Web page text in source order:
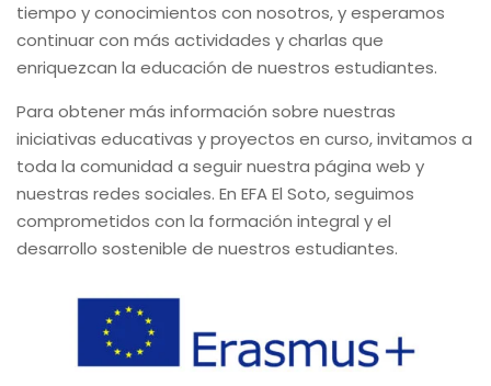
tiempo y conocimientos con nosotros, y esperamos
continuar con más actividades y charlas que
enriquezcan la educación de nuestros estudiantes.
Para obtener más información sobre nuestras
iniciativas educativas y proyectos en curso, invitamos a
toda la comunidad a seguir nuestra página web y
nuestras redes sociales. En EFA El Soto, seguimos
comprometidos con la formación integral y el
desarrollo sostenible de nuestros estudiantes.